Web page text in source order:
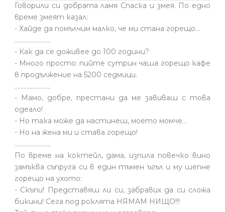
Говорили си добрата ламя Спаска и змея. По едно
време змеят казал:
- Хайде да помълчим малко, че ми стана горещо...
........................
- Как да се доживее до 100 години?
- Много просто: пийте сутрин чаша горещо кафе
в продължение на 5200 седмици.
........................
- Мамо, добре, престани да ме завиваш с това
одеало!
- Но така може да настинеш, моето момче…
- Но на жена ми и става горещо!
........................
По време на коктейл, дама, изпила повечко вино
замъква съпруга си в един тъмен ъгъл и му шепне
горещо на ухото:
- Скъпи! Представяш ли си, забравих да си сложа
бикини! Сега под роклята НЯМАМ НИЩО!!!